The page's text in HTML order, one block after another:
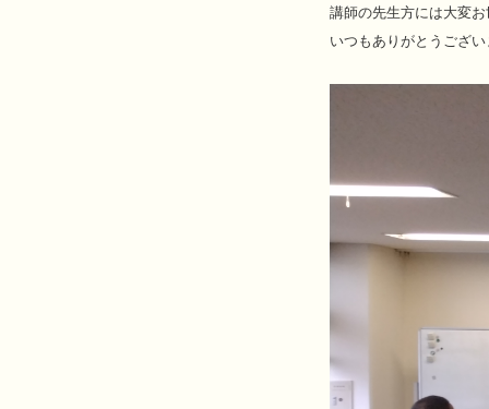
講師の先生方には大変
いつもありがとうござ